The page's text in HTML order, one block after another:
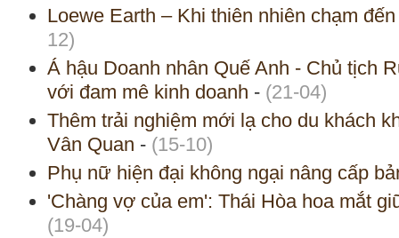
Loewe Earth – Khi thiên nhiên chạm
12)
Á hậu Doanh nhân Quế Anh - Chủ tịch
với đam mê kinh doanh - (21-04)
Thêm trải nghiệm mới lạ cho du khách
Vân Quan - (15-10)
Phụ nữ hiện đại không ngại nâng cấp
'Chàng vợ của em': Thái Hòa hoa mắt
(19-04)